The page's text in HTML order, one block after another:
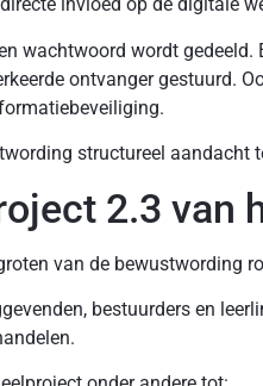
invloed op de digitale
wachtwoord wordt
ontvanger gestuurd.
structureel aandacht
2.3 van
van de bewustwording
bestuurders en